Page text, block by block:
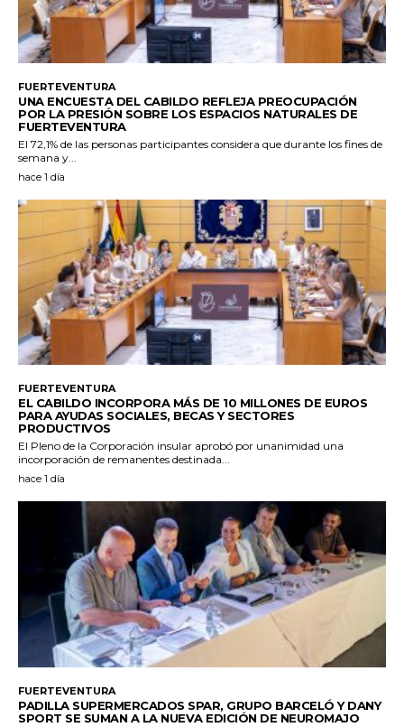
FUERTEVENTURA
UNA ENCUESTA DEL CABILDO REFLEJA PREOCUPACIÓN
POR LA PRESIÓN SOBRE LOS ESPACIOS NATURALES DE
FUERTEVENTURA
El 72,1% de las personas participantes considera que durante los fines de
semana y...
hace 1 día
FUERTEVENTURA
EL CABILDO INCORPORA MÁS DE 10 MILLONES DE EUROS
PARA AYUDAS SOCIALES, BECAS Y SECTORES
PRODUCTIVOS
El Pleno de la Corporación insular aprobó por unanimidad una
incorporación de remanentes destinada...
hace 1 día
FUERTEVENTURA
PADILLA SUPERMERCADOS SPAR, GRUPO BARCELÓ Y DANY
SPORT SE SUMAN A LA NUEVA EDICIÓN DE NEUROMAJO